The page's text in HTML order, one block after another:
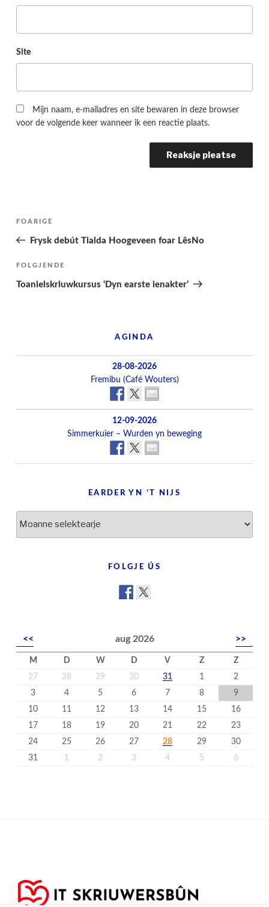
Site
Mijn naam, e-mailadres en site bewaren in deze browser
voor de volgende keer wanneer ik een reactie plaats.
Berichtnavigatie
Folgjende
pagina
FOARIGE
Frysk debút Tialda Hoogeveen foar LêsNo
Folgjend
berjocht
FOLGJENDE
Toanielskriuwkursus ‘Dyn earste ienakter’
AGINDA
28-08-2026
Fremibu (Café Wouters)
12-09-2026
Simmerkuier – Wurden yn beweging
EARDER YN ’T NIJS
yn
FOLGJE ÚS
<< aug 2026 >>
M D W D V Z
Z
27
28 29 30 31 1
2
3
4 5 6 7 8
9
10
11 12 13 14 15
16
17
18 19 20 21 22
23
24
25 26 27 28 29
30
31
1 2 3 4 5 6